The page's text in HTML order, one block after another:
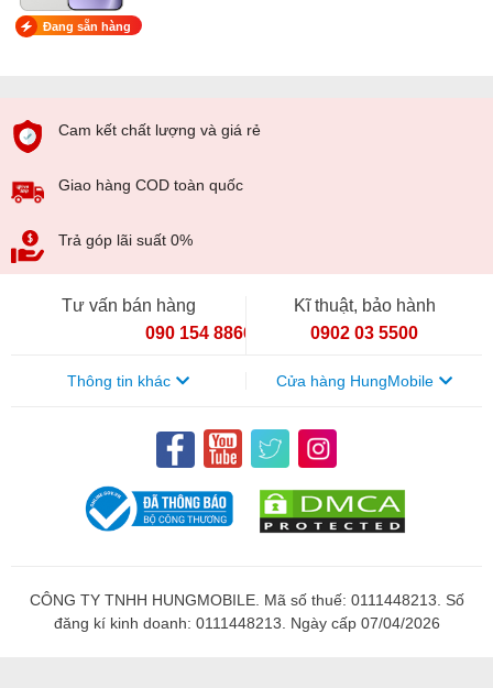
Đang sẵn hàng
Cam kết chất lượng và giá rẻ
Giao hàng COD toàn quốc
Trả góp lãi suất 0%
Tư vấn bán hàng
090 154 8866
Kĩ thuật, bảo hành
0902 03 5500
Thông tin khác Cửa hàng HungMobile
CÔNG TY TNHH HUNGMOBILE. Mã số thuế: 0111448213. Số
đăng kí kinh doanh: 0111448213. Ngày cấp 07/04/2026